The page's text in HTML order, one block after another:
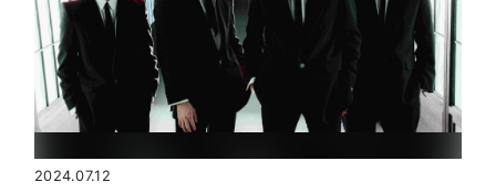
2024.07.12